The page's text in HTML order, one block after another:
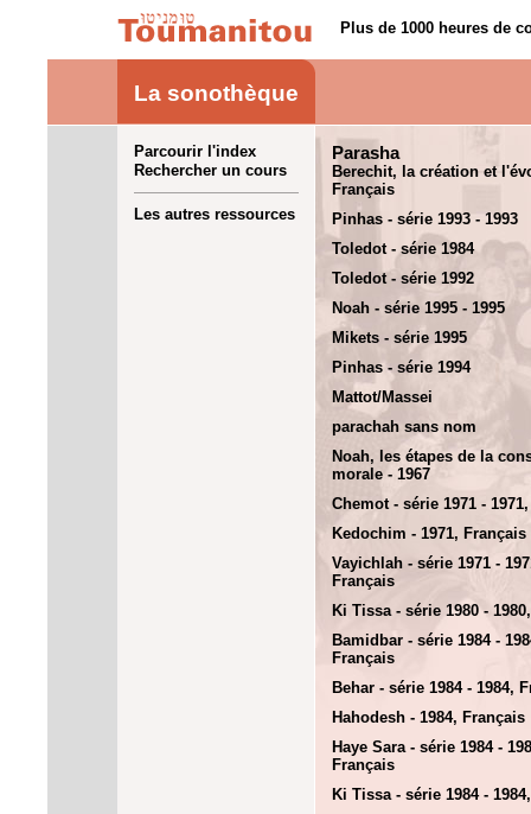
Plus de 1000 heures de
La sonothèque
Parcourir l'index
Rechercher un cours
Les autres ressources
Parasha
Berechit, la création et
Français
Pinhas - série 1993 - 1993
Toledot - série 1984
Toledot - série 1992
Noah - série 1995 - 1995
Mikets - série 1995
Pinhas - série 1994
Mattot/Massei
parachah sans nom
Noah, les étapes de la
morale - 1967
Chemot - série 1971 -
Kedochim - 1971, Français
Vayichlah - série 1971 -
Français
Ki Tissa - série 1980 -
Bamidbar - série 1984 -
Français
Behar - série 1984 - 1984,
Hahodesh - 1984, Français
Haye Sara - série 1984 -
Français
Ki Tissa - série 1984 -